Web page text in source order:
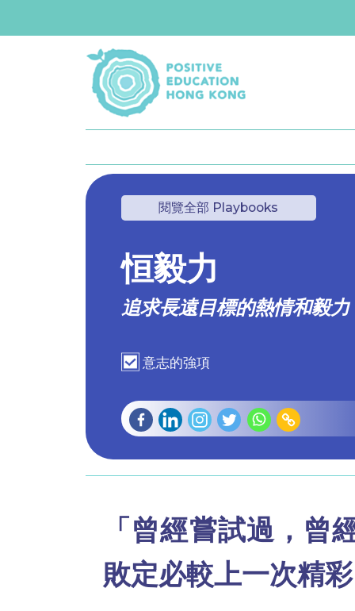
閱覽全部 Playbooks
恒毅力
追求長遠目標的熱情和毅力
意志的強項
「曾經嘗試過，
敗定必較上一次精